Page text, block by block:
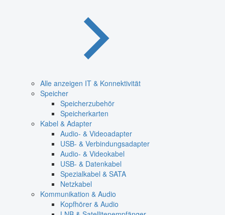
Alle anzeigen IT & Konnektivität
Speicher
Speicherzubehör
Speicherkarten
Kabel & Adapter
Audio- & Videoadapter
USB- & Verbindungsadapter
Audio- & Videokabel
USB- & Datenkabel
Spezialkabel & SATA
Netzkabel
Kommunikation & Audio
Kopfhörer & Audio